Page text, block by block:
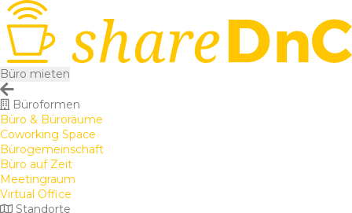
Büro mieten
Büroformen
Büro & Büroräume
Coworking Space
Bürogemeinschaft
Büro auf Zeit
Meetingraum
Virtual Office
Standorte